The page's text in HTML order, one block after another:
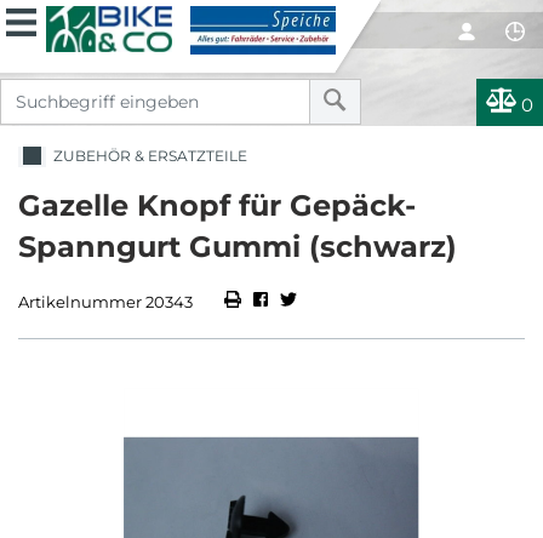
0
ZUBEHÖR & ERSATZTEILE
Gazelle Knopf für Gepäck-
Spanngurt Gummi (schwarz)
Artikelnummer 20343